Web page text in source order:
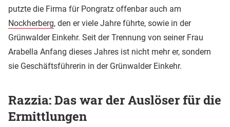
putzte die Firma für Pongratz offenbar auch am
Nockherberg, den er viele Jahre führte, sowie in der
Grünwalder Einkehr. Seit der Trennung von seiner Frau
Arabella Anfang dieses Jahres ist nicht mehr er, sondern
sie Geschäftsführerin in der Grünwalder Einkehr.
Razzia: Das war der Auslöser für die
Ermittlungen